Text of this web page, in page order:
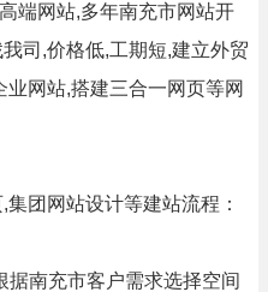
端网站,多年南充市网站开
司,价格低,工期短,建立外贸
网站,搭建三合一网页等网
团网站设计等建站流程：
据南充市客户需求选择空间